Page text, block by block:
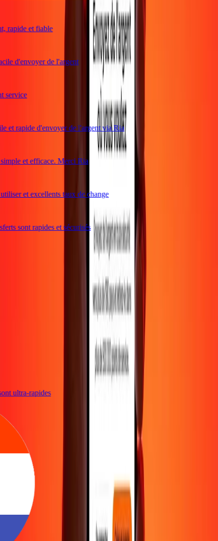
rapide et fiable
d'envoyer de l'argent
et rapide d'envoyer de l'argent via Ria
et efficace. Merci Ria
et excellents taux de change
sont rapides et sécurisés
ultra-rapides